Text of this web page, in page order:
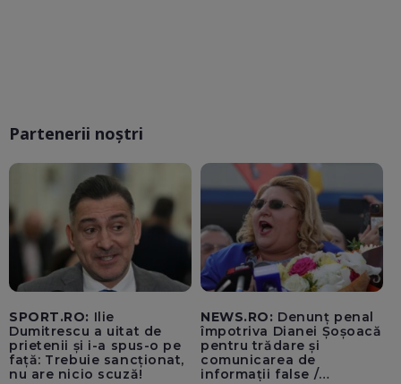
Partenerii noștri
SPORT.RO: Ilie
Dumitrescu a uitat de
prietenii și i-a spus-o pe
față: Trebuie sancționat,
nu are nicio scuză!
NEWS.RO: Denunț penal
împotriva Dianei Șoșoacă
pentru trădare și
comunicarea de
informații false /